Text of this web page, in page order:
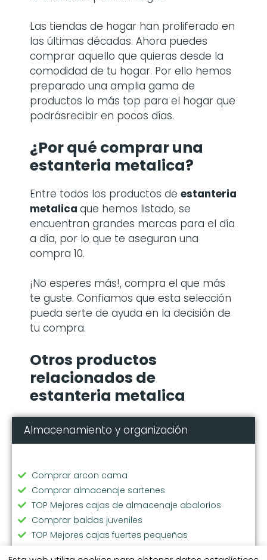
Las tiendas de hogar han proliferado en
las últimas décadas. Ahora puedes
comprar aquello que quieras desde la
comodidad de tu hogar. Por ello hemos
preparado una amplia gama de
productos lo más top para el hogar que
podrásrecibir en pocos días.
¿Por qué compraruna
estanteria metalica?
Entre todos los productos de estanteria
metalica que hemos listado, se
encuentran grandes marcas para el día
a día, por lo que te aseguran una
compra 10.
¡No esperes más!, compra el que más
te guste. Confiamos que esta selección
pueda serte de ayuda en la decisión de
tu compra.
Otros productos
relacionados de
estanteria metalica
Almacenamiento y organización
Comprar arcon cama
Comprar almacenaje sartenes
TOP Mejores cajas de almacenaje abalorios
Comprar baldas juveniles
TOP Mejores cajas fuertes pequeñas